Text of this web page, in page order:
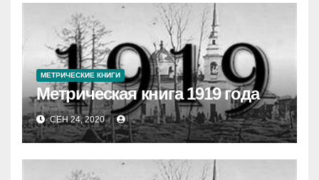
МЕТРИЧЕСКИЕ КНИГИ
Метрическая книга 1919 года
СЕН 24, 2020